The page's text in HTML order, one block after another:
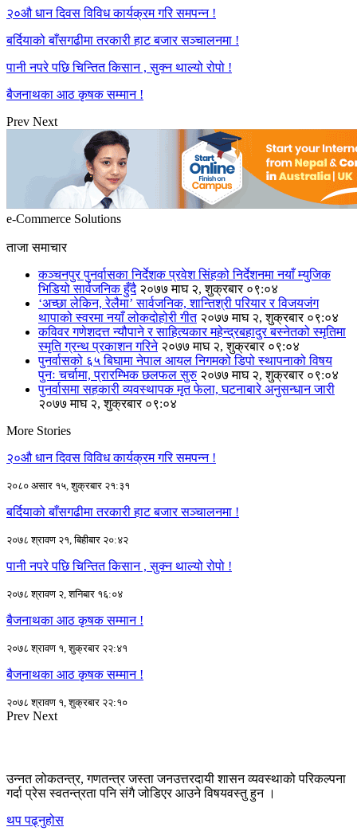
२०औ धान दिवस विविध कार्यक्रम गरि समपन्न !
बर्दियाको बाँसगढीमा तरकारी हाट बजार सञ्चालनमा !
पानी नपरे पछि चिन्तित किसान , सुक्न थाल्यो रोपो !
बैजनाथका आठ कृषक सम्मान !
Prev Next
e-Commerce Solutions
ताजा समाचार
कञ्चनपुर पुनर्वासका निर्देशक प्रवेश सिंहको निर्देशनमा नयाँ म्युजिक
भिडियो सार्वजनिक हुँदै २०७७ माघ २, शुक्रबार ०९:०४
‘अच्छा लेकिन, रेलैमा’ सार्वजनिक, शान्तिश्री परियार र विजयजंग
थापाको स्वरमा नयाँ लोकदोहोरी गीत २०७७ माघ २, शुक्रबार ०९:०४
कविवर गणेशदत्त न्यौपाने र साहित्यकार महेन्द्रबहादुर बस्नेतको स्मृतिमा
स्मृति ग्रन्थ प्रकाशन गरिने २०७७ माघ २, शुक्रबार ०९:०४
पुनर्वासको ६५ बिघामा नेपाल आयल निगमको डिपो स्थापनाको विषय
पुनः चर्चामा, प्रारम्भिक छलफल सुरु २०७७ माघ २, शुक्रबार ०९:०४
पुनर्वासमा सहकारी व्यवस्थापक मृत फेला, घटनाबारे अनुसन्धान जारी
२०७७ माघ २, शुक्रबार ०९:०४
More Stories
२०औ धान दिवस विविध कार्यक्रम गरि समपन्न !
२०८० असार १५, शुक्रबार २१:३१
बर्दियाको बाँसगढीमा तरकारी हाट बजार सञ्चालनमा !
२०७८ श्रावण २१, बिहीबार २०:४२
पानी नपरे पछि चिन्तित किसान , सुक्न थाल्यो रोपो !
२०७८ श्रावण २, शनिबार १६:०४
बैजनाथका आठ कृषक सम्मान !
२०७८ श्रावण १, शुक्रबार २२:४१
बैजनाथका आठ कृषक सम्मान !
२०७८ श्रावण १, शुक्रबार २२:१०
Prev Next
उन्नत लोकतन्त्र, गणतन्त्र जस्ता जनउत्तरदायी शासन व्यवस्थाको परिकल्पना
गर्दा प्रेस स्वतन्त्रता पनि संगै जोडिएर आउने विषयवस्तु हुन ।
थप पढ्नुहोस